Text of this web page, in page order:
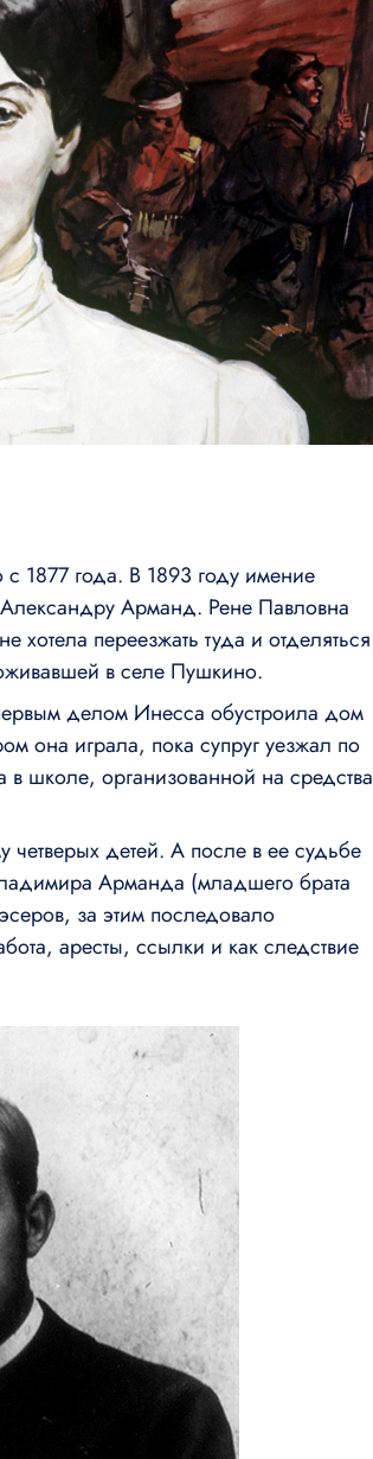
1877 года. В 1893 году имение
Арманд. Рене Павловна
переезжать туда и отделяться
в селе Пушкино.
делом Инесса обустроила дом
она играла, пока супруг уезжал по
школе, организованной на средства
детей. А после в ее судьбе
Арманда (младшего брата
за этим последовало
аресты, ссылки и как следствие